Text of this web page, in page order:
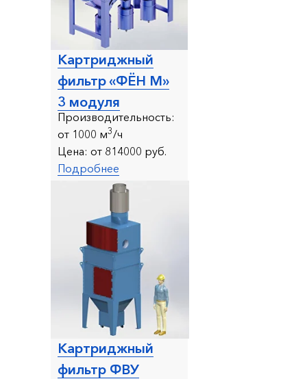
Производительность:
от 1 000 м3/ч
Цена: от 814000 руб.
Подробнее
Картриджный
фильтр «ФЁН М»
3 модуля
Картриджный
фильтр ФВУ